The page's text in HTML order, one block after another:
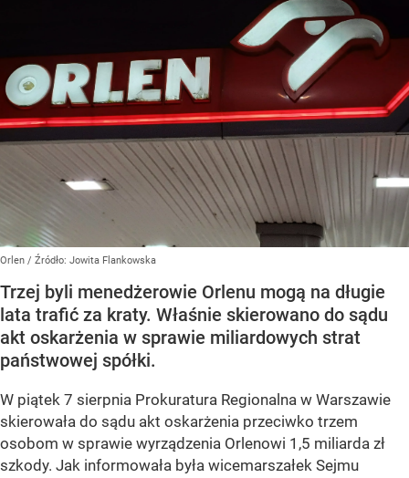
Orlen / Źródło: Jowita Flankowska
Trzej byli menedżerowie Orlenu mogą na długie
lata trafić za kraty. Właśnie skierowano do sądu
akt oskarżenia w sprawie miliardowych strat
państwowej spółki.
W piątek 7 sierpnia Prokuratura Regionalna w Warszawie
skierowała do sądu akt oskarżenia przeciwko trzem
osobom w sprawie wyrządzenia Orlenowi 1,5 miliarda zł
szkody. Jak informowała była wicemarszałek Sejmu